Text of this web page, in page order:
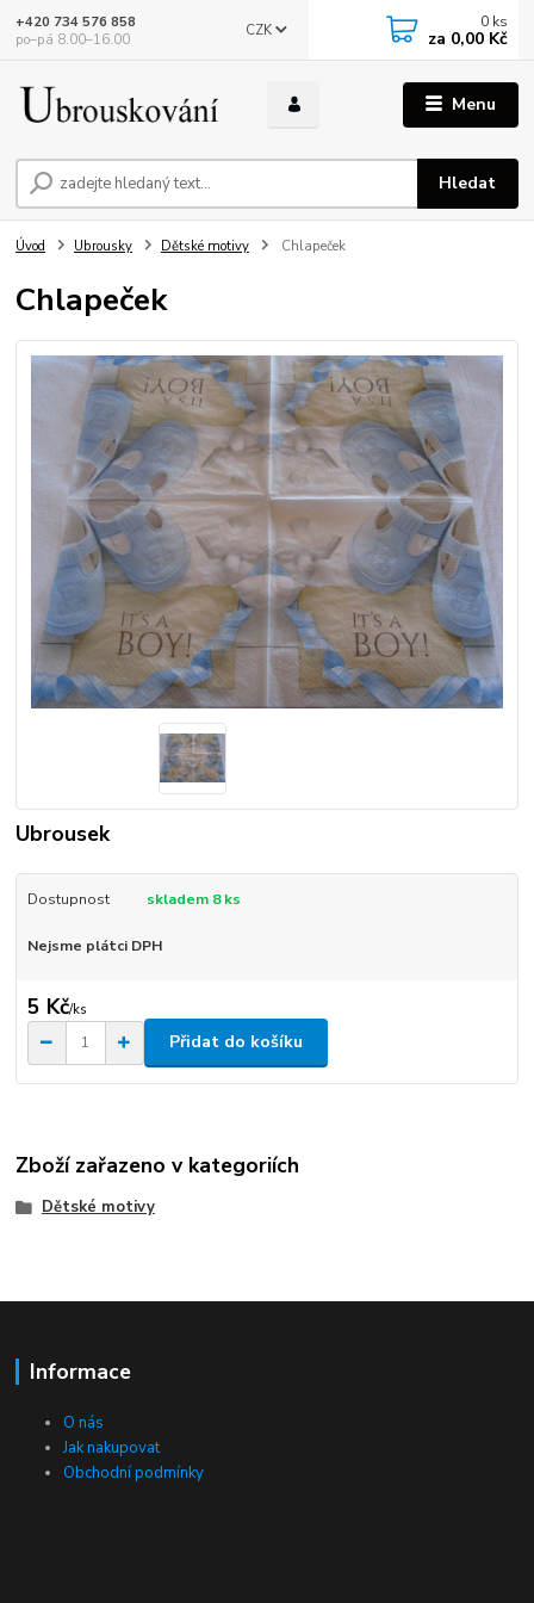
Menu
CZK
Hledat
+420 734 576 858
po–pá 8.00–16.00
0 ks
za 0,00 Kč
Úvod Ubrousky Dětské motivy Chlapeček
Chlapeček
Ubrousek
Dostupnost skladem 8 ks
Nejsme plátci DPH
5 Kč/ks
Přidat do košíku
Zboží zařazeno v kategoriích
Dětské motivy
Informace
O nás
Jak nakupovat
Obchodní podmínky